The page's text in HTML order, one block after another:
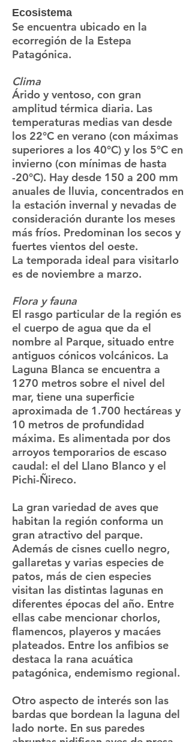
Ecosistema
Se encuentra ubicado en la
ecorregión de la Estepa
Patagónica.
Clima
Árido y ventoso, con gran
amplitud térmica diaria. Las
temperaturas medias van desde
los 22°C en verano (con máximas
superiores a los 40°C) y los 5°C en
invierno (con mínimas de hasta
-20°C). Hay desde 150 a 200 mm
anuales de lluvia, concentrados en
la estación invernal y nevadas de
consideración durante los meses
más fríos. Predominan los secos y
fuertes vientos del oeste.
La temporada ideal para visitarlo
es de noviembre a marzo.
Flora y fauna
El rasgo particular de la región es
el cuerpo de agua que da el
nombre al Parque, situado entre
antiguos cónicos volcánicos. La
Laguna Blanca se encuentra a
1270 metros sobre el nivel del
mar, tiene una superficie
aproximada de 1.700 hectáreas y
10 metros de profundidad
máxima. Es alimentada por dos
arroyos temporarios de escaso
caudal: el del Llano Blanco y el
Pichi-Ñireco.
La gran variedad de aves que
habitan la región conforma un
gran atractivo del parque.
Además de cisnes cuello negro,
gallaretas y varias especies de
patos, más de cien especies
visitan las distintas lagunas en
diferentes épocas del año. Entre
ellas cabe mencionar chorlos,
flamencos, playeros y macáes
plateados. Entre los anfibios se
destaca la rana acuática
patagónica, endemismo regional.
Otro aspecto de interés son las
bardas que bordean la laguna del
lado norte. En sus paredes